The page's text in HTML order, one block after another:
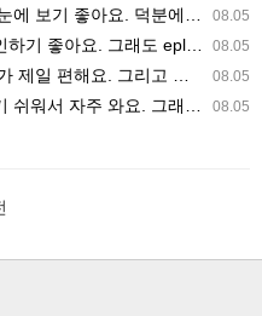
08.05
계 볼 때 공식 중계 채널 먼저 찾아봐요. …
08.05
볼 때 공식 중계 채널 먼저 찾아봐요. 북마크…
08.05
중계 정보 확인할 때 출처 꼭 체크해요. 앞…
08.05
구중계도 정식 서비스로 봐야 안전해요. 다음…